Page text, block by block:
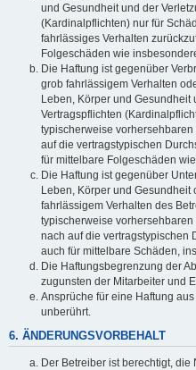
und Gesundheit und der
(Kardinalpflichten) nur für
fahrlässiges Verhalten
Folgeschäden wie
Die Haftung ist gegenüber
grob fahrlässigem Verhalten
Leben, Körper und
Vertragspflichten
typischerweise
auf die vertragstypischen
für mittelbare Folgeschäden
Die Haftung ist gegenüber
Leben, Körper und
fahrlässigem Verhalten des
typischerweise
nach auf die vertragstypischen
auch für mittelbare Schäden,
Die Haftungsbegrenzung der
zugunsten der Mitarbeiter und
Ansprüche für eine Haftung
unberührt.
6. ÄNDERUNGSVORBEHALT
Der Betreiber ist berechtigt,